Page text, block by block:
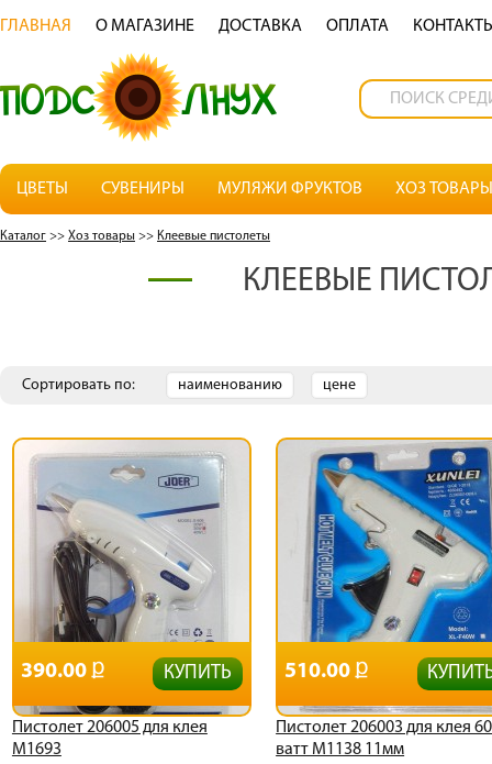
ГЛАВНАЯ О МАГАЗИНЕ ДОСТАВКА OПЛАТА
ЦВЕТЫ СУВЕНИРЫ МУЛЯЖИ ФРУКТОВ ХОЗ ТОВАРЫ
Каталог >> Хоз товары >> Клеевые пистолеты
КЛЕЕВЫЕ
Сортировать по: наименованию цене
Пистолет 206005 для клея
М1693
390.00 КУПИТЬ
Пистолет 206003 для клея 60
ватт М1138 11мм
510.00